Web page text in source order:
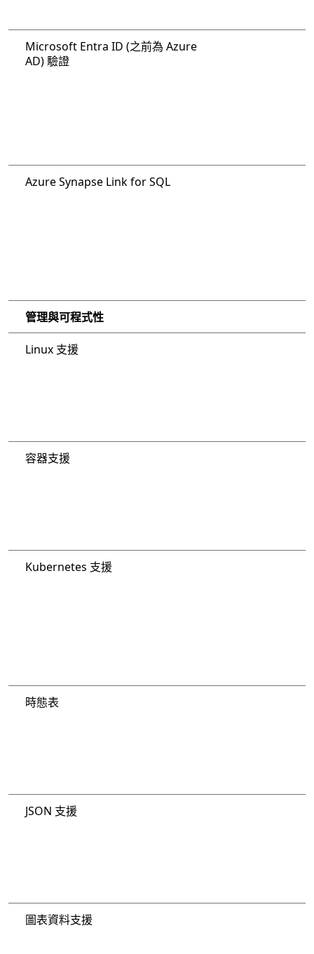
Microsoft Entra ID (之前為 Azure
AD) 驗證
Azure Synapse Link for SQL
管理與可程式性
Linux 支援
容器支援
Kubernetes 支援
時態表
JSON 支援
圖表資料支援